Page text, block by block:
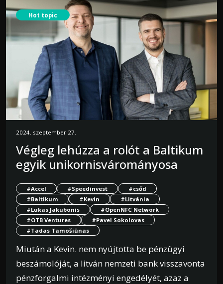
Hot topic
2024. szeptember 27.
Végleg lehúzza a rolót a Baltikum
egyik unikornisvárományosa
#Accel #Speedinvest
#csőd
#Baltikum
#Kevin
#Litvánia
#Lukas Jakubonis
#OpenNFC Network
#OTB Ventures
#Pavel Sokolovas
#Tadas Tamošiūnas
Miután a Kevin. nem nyújtotta be pénzügyi
beszámolóját, a litván nemzeti bank visszavonta
pénzforgalmi intézményi engedélyét, azaz a